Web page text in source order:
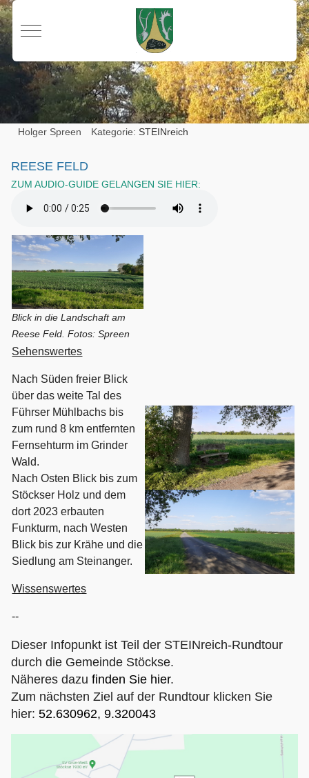
Mobile Menu Toggle
Holger Spreen Kategorie:STEINreich
REESE FELD
ZUM AUDIO-GUIDE GELANGEN SIE HIER:
Blick in die Landschaft am
Reese Feld. Fotos: Spreen
Sehenswertes
Nach Süden freier Blick
über das weite Tal des
Führser Mühlbachs bis
zum rund 8 km entfernten
Fernsehturm im Grinder
Wald.
Nach Osten Blick bis zum
Stöckser Holz und dem
dort 2023 erbauten
Funkturm, nach Westen
Blick bis zur Krähe und die
Siedlung am Steinanger.
Wissenswertes
--
Dieser Infopunkt ist Teil der STEINreich-Rundtour
durch die Gemeinde Stöckse.
Näheres dazufinden Sie hier.
Zum nächsten Ziel auf der Rundtour klicken Sie
hier: 52.630962, 9.320043